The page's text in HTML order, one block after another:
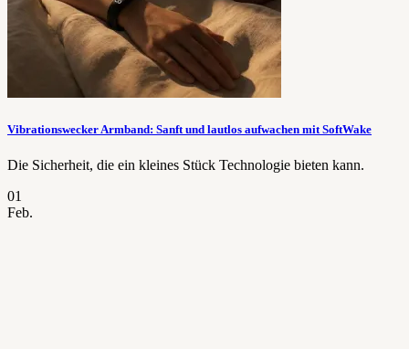
Vibrationswecker Armband: Sanft und lautlos aufwachen mit SoftWake
Die Sicherheit, die ein kleines Stück Technologie bieten kann.
01
Feb.